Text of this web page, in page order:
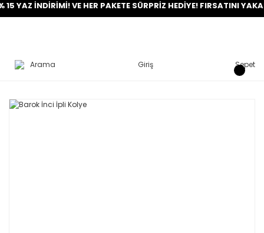
İNDİRİMİ! VE HER PAKETE SÜRPRİZ HEDİYE! FIRSATINI YAKALA!
Arama Giriş Sepet